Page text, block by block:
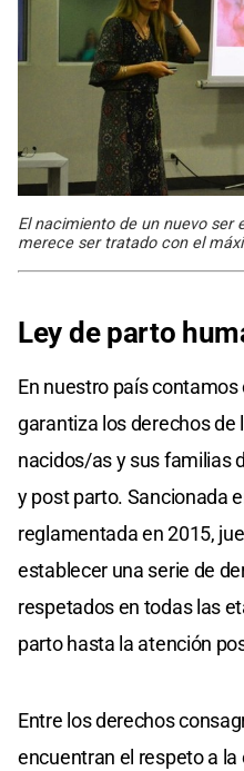
El nacimiento de un nuevo ser
merece ser tratado con el
Ley de parto
En nuestro país contamos
garantiza los derechos de
nacidos/as y sus familias
y post parto. Sancionada
reglamentada en 2015,
establecer una serie de
respetados en todas las
parto hasta la atención
Entre los derechos
encuentran el respeto a